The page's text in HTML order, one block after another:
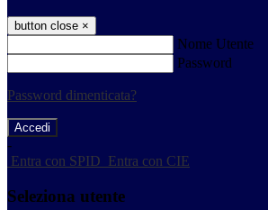
button close ×
Nome Utente
Password
Password dimenticata?
-
Entra con SPID Entra con CIE
Seleziona utente